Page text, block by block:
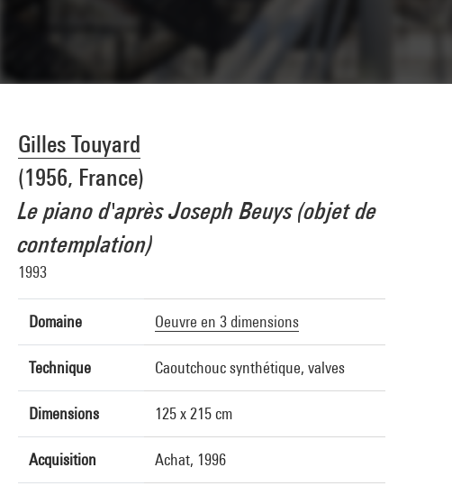
Gilles Touyard
(1956, France)
Le piano d'après Joseph Beuys (objet de
contemplation)
1993
Domaine Oeuvre en 3 dimensions
Technique Caoutchouc synthétique, valves
Dimensions 125 x 215 cm
Acquisition Achat, 1996